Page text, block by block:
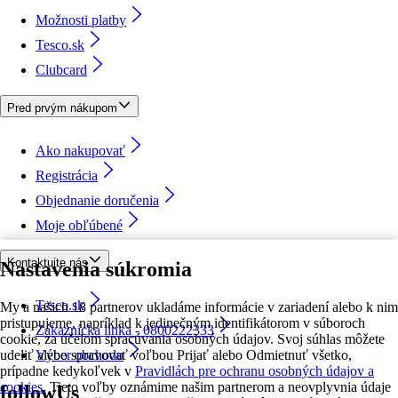
Nastavenia súkromia
My a našich 18 partnerov ukladáme informácie v zariadení alebo k nim
pristupujeme, napríklad k jedinečným identifikátorom v súboroch
cookie, za účelom spracúvania osobných údajov. Svoj súhlas môžete
udeliť alebo spravovať voľbou Prijať alebo Odmietnuť všetko,
prípadne kedykoľvek v Pravidlách pre ochranu osobných údajov a
cookies. Tieto voľby oznámime našim partnerom a neovplyvnia údaje
Možnosti platby
Tesco.sk
Clubcard
Pred prvým nákupom
Ako nakupovať
Registrácia
Objednanie doručenia
Moje obľúbené
Kontaktujte nás
Tesco.sk
Zákaznícka linka - 0800222333
Výber obchodu
followUs